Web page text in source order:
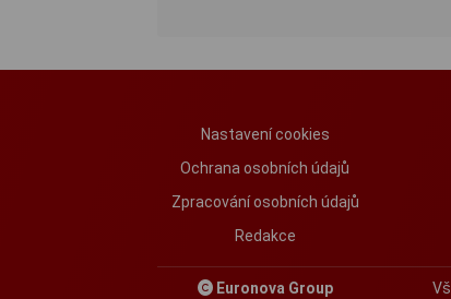
Nastavení cookies
Ochrana osobních údajů
Zpracování osobních údajů
Redakce
Euronova Group